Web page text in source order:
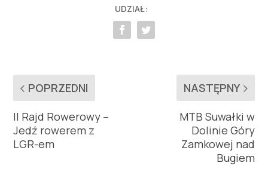
UDZIAŁ:
POPRZEDNI
II Rajd Rowerowy –
Jedź rowerem z
LGR-em
NASTĘPNY
MTB Suwałki w
Dolinie Góry
Zamkowej nad
Bugiem